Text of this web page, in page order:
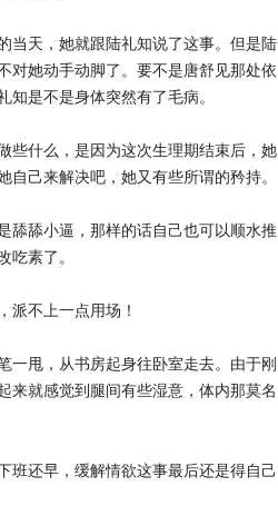
天，她就跟陆礼知说了这事。但是陆
对她动手动脚了。要不是唐舒见那处依
是不是身体突然有了毛病。
什么，是因为这次生理期结束后，她
己来解决吧，她又有些所谓的矜持。
舔小逼，那样的话自己也可以顺水推
吃素了。
不上一点用场！
甩，从书房起身往卧室走去。由于刚
来就感觉到腿间有些湿意，体内那莫名
还早，缓解情欲这事最后还是得自己